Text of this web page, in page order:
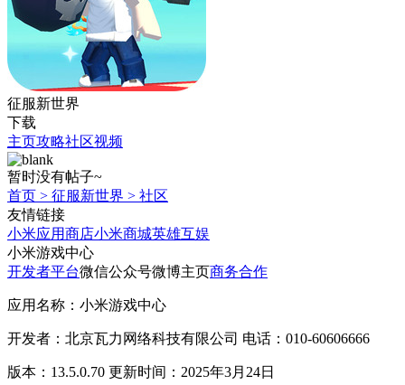
征服新世界
下载
主页攻略社区视频
暂时没有帖子~
首页 > 征服新世界 > 社区
友情链接
小米应用商店小米商城英雄互娱
小米游戏中心
开发者平台微信公众号微博主页商务合作
应用名称：小米游戏中心
开发者：北京瓦力网络科技有限公司 电话：010-60606666
版本：13.5.0.70 更新时间：2025年3月24日